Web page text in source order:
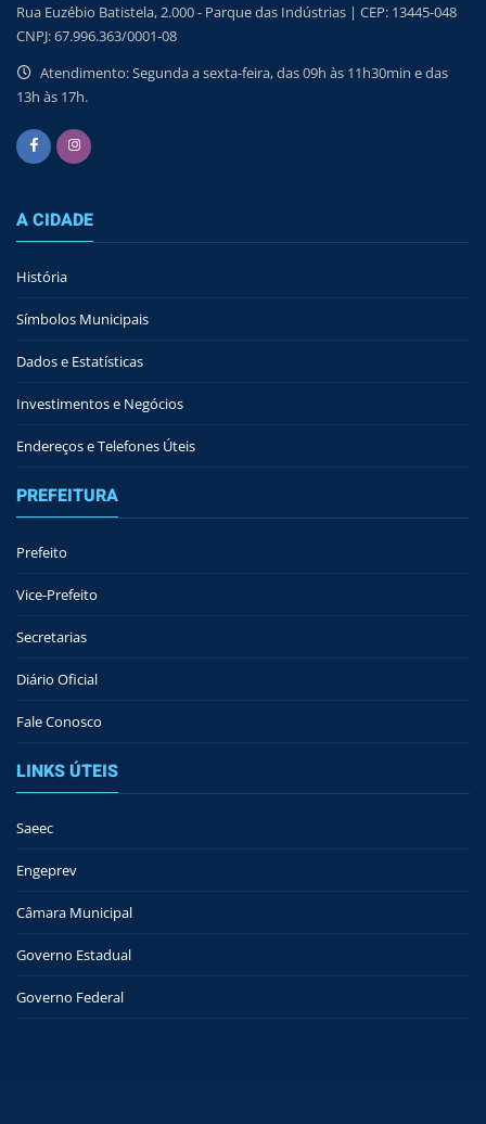
Rua Euzébio Batistela, 2.000 - Parque das Indústrias | CEP: 13445-048
CNPJ: 67.996.363/0001-08
Atendimento: Segunda a sexta-feira, das 09h às 11h30min e das
13h às 17h.
A CIDADE
História
Símbolos Municipais
Dados e Estatísticas
Investimentos e Negócios
Endereços e Telefones Úteis
PREFEITURA
Prefeito
Vice-Prefeito
Secretarias
Diário Oficial
Fale Conosco
LINKS ÚTEIS
Saeec
Engeprev
Câmara Municipal
Governo Estadual
Governo Federal